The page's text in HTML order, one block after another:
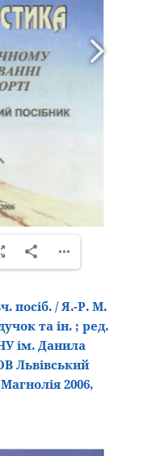
посіб. / Я.-Р. М.
та ін. ; ред.
ім. Данила
Львівський
2006,